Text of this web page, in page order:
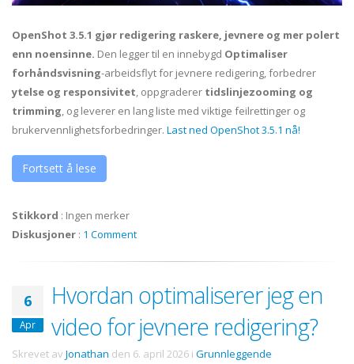
OpenShot 3.5.1 gjør redigering raskere, jevnere og mer polert
enn noensinne. Den legger til en innebygd Optimaliser
forhåndsvisning-arbeidsflyt for jevnere redigering, forbedrer
ytelse og responsivitet, oppgraderer tidslinjezooming og
trimming, og leverer en lang liste med viktige feilrettinger og
brukervennlighetsforbedringer. Last ned OpenShot 3.5.1 nå!
Fortsett å lese
Stikkord : Ingen merker
Diskusjoner : 1 Comment
6
Apr
Hvordan optimaliserer jeg en
video for jevnere redigering?
Skrevet av Jonathan den 6. april 2026 i Grunnleggende